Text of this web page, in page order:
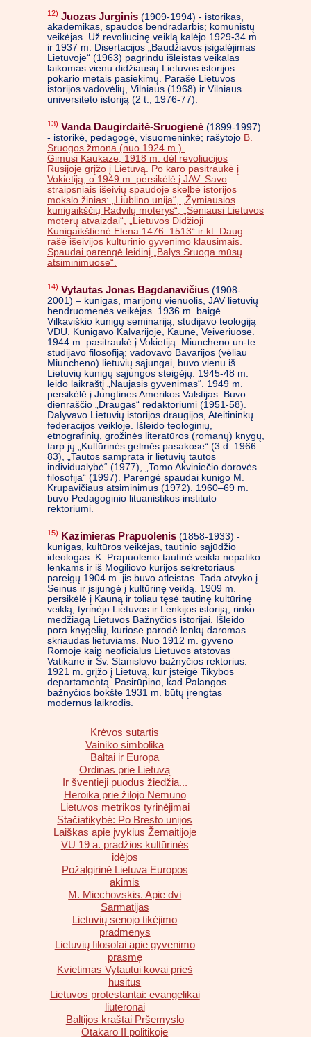
12) Juozas Jurginis (1909-1994) - istorikas,
akademikas, spaudos bendradarbis; komunistų
veikėjas. Už revoliucinę veiklą kalėjo 1929-34 m.
ir 1937 m. Disertacijos „Baudžiavos įsigalėjimas
Lietuvoje“ (1963) pagrindu išleistas veikalas
laikomas vienu didžiausių Lietuvos istorijos
pokario metais pasiekimų. Parašė Lietuvos
istorijos vadovėlių, Vilniaus (1968) ir Vilniaus
universiteto istoriją (2 t., 1976-77).
13) Vanda Daugirdaitė-Sruogienė (1899-1997)
- istorikė, pedagogė, visuomeninkė; rašytojo B.
Sruogos žmona (nuo 1924 m.).
Gimusi Kaukaze, 1918 m. dėl revoliucijos
Rusijoje grįžo į Lietuvą. Po karo pasitraukė į
Vokietiją, o 1949 m. persikėlė į JAV. Savo
straipsniais išeivių spaudoje skelbė istorijos
mokslo žinias: „Liublino unija“, „Žymiausios
kunigaikščių Radvilų moterys“, „Seniausi Lietuvos
moterų atvaizdai“, „Lietuvos Didžioji
Kunigaikštienė Elena 1476–1513“ ir kt. Daug
rašė išeivijos kultūrinio gyvenimo klausimais.
Spaudai parengė leidinį „Balys Sruoga mūsų
atsiminimuose“.
14) Vytautas Jonas Bagdanavičius (1908-
2001) – kunigas, marijonų vienuolis, JAV lietuvių
bendruomenės veikėjas. 1936 m. baigė
Vilkaviškio kunigų seminariją, studijavo teologiją
VDU. Kunigavo Kalvarijoje, Kaune, Veiveriuose.
1944 m. pasitraukė į Vokietiją. Miuncheno un-te
studijavo filosofiją; vadovavo Bavarijos (vėliau
Miuncheno) lietuvių sąjungai, buvo vienu iš
Lietuvių kunigų sąjungos steigėjų. 1945-48 m.
leido laikraštį „Naujasis gyvenimas“. 1949 m.
persikėlė į Jungtines Amerikos Valstijas. Buvo
dienraščio „Draugas“ redaktoriumi (1951-58).
Dalyvavo Lietuvių istorijos draugijos, Ateitininkų
federacijos veikloje. Išleido teologinių,
etnografinių, grožinės literatūros (romanų) knygų,
tarp jų „Kultūrinės gelmės pasakose“ (3 d. 1966–
83), „Tautos samprata ir lietuvių tautos
individualybė“ (1977), „Tomo Akviniečio dorovės
filosofija“ (1997). Parengė spaudai kunigo M.
Krupavičiaus atsiminimus (1972). 1960–69 m.
buvo Pedagoginio lituanistikos instituto
rektoriumi.
15) Kazimieras Prapuolenis (1858-1933) -
kunigas, kultūros veikėjas, tautinio sąjūdžio
ideologas. K. Prapuolenio tautinė veikla nepatiko
lenkams ir iš Mogiliovo kurijos sekretoriaus
pareigų 1904 m. jis buvo atleistas. Tada atvyko į
Seinus ir įsijungė į kultūrinę veiklą. 1909 m.
persikėlė į Kauną ir toliau tęsė tautinę kultūrinę
veiklą, tyrinėjo Lietuvos ir Lenkijos istoriją, rinko
medžiagą Lietuvos Bažnyčios istorijai. Išleido
pora knygelių, kuriose parodė lenkų daromas
skriaudas lietuviams. Nuo 1912 m. gyveno
Romoje kaip neoficialus Lietuvos atstovas
Vatikane ir Šv. Stanislovo bažnyčios rektorius.
1921 m. grįžo į Lietuvą, kur įsteigė Tikybos
departamentą. Pasirūpino, kad Palangos
bažnyčios bokšte 1931 m. būtų įrengtas
modernus laikrodis.
Krėvos sutartis
Vainiko simbolika
Baltai ir Europa
Ordinas prie Lietuvą
Ir šventieji puodus žiedžia...
Heroika prie žilojo Nemuno
Lietuvos metrikos tyrinėjimai
Stačiatikybė: Po Bresto unijos
Laiškas apie įvykius Žemaitijoje
VU 19 a. pradžios kultūrinės
idėjos
Požalgirinė Lietuva Europos
akimis
M. Miechovskis. Apie dvi
Sarmatijas
Lietuvių senojo tikėjimo
pradmenys
Lietuvių filosofai apie gyvenimo
prasmę
Kvietimas Vytautui kovai prieš
husitus
Lietuvos protestantai: evangelikai
liuteronai
Baltijos kraštai Pršemyslo
Otakaro II politikoje